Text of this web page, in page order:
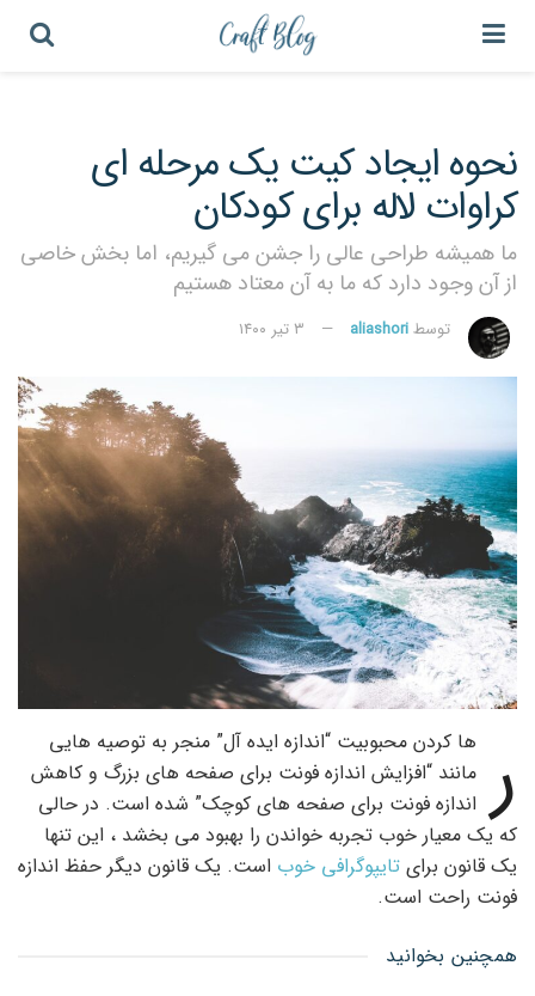
نحوه ایجاد کیت یک مرحله ای
کراوات لاله برای کودکان
ما همیشه طراحی عالی را جشن می گیریم، اما بخش خاصی
از آن وجود دارد که ما به آن معتاد هستیم
توسطaliashori ۳ تیر ۱۴۰۰
ر ها کردن محبوبیت “اندازه ایده آل” منجر به توصیه هایی
مانند “افزایش اندازه فونت برای صفحه های بزرگ و کاهش
اندازه فونت برای صفحه های کوچک” شده است. در حالی
که یک معیار خوب تجربه خواندن را بهبود می بخشد ، این تنها
یک قانون برای تایپوگرافی خوب است. یک قانون دیگر حفظ اندازه
فونت راحت است.
همچنین بخوانید